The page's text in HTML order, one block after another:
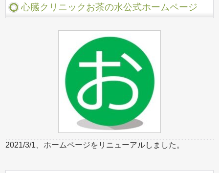
心臓クリニックお茶の水公式ホームページ
2021/3/1、ホームページをリニューアルしました。